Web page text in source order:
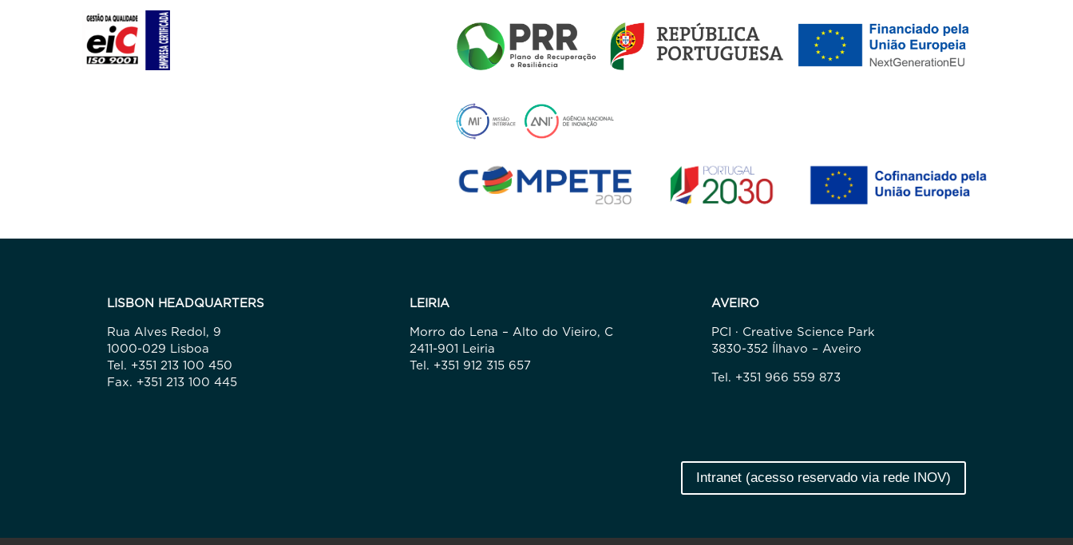
LISBON HEADQUARTERS
Rua Alves Redol, 9
1000-029 Lisboa
Tel. +351 213 100 450
Fax. +351 213 100 445
LEIRIA
Morro do Lena – Alto do Vieiro, C
2411-901 Leiria
Tel. +351 912 315 657
AVEIRO
PCI · Creative Science Park
3830-352 Ílhavo – Aveiro
Tel. +351 966 559 873
Intranet (acesso reservado via rede INOV)